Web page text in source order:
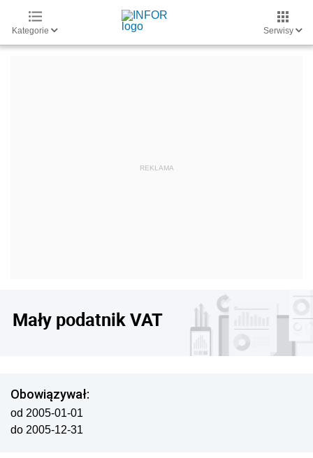
Kategorie Serwisy
Mały podatnik VAT
Obowiązywał:
od 2005-01-01
do 2005-12-31